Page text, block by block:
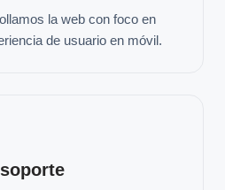
la web con foco en
de usuario en móvil.